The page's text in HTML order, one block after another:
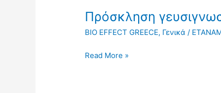
Πρόσκληση
BIO EFFECT GREECE, Γενικά /
Read More »